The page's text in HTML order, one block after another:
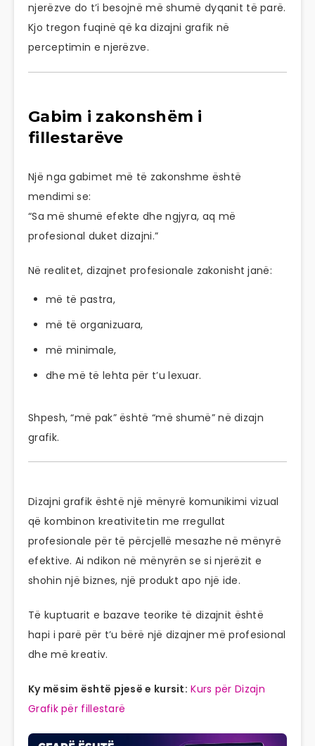
njerëzve do t’i besojnë më shumë dyqanit të parë.
Kjo tregon fuqinë që ka dizajni grafik në
perceptimin e njerëzve.
Gabim i zakonshëm i
fillestarëve
Një nga gabimet më të zakonshme është
mendimi se:
“Sa më shumë efekte dhe ngjyra, aq më
profesional duket dizajni.”
Në realitet, dizajnet profesionale zakonisht janë:
më të pastra,
më të organizuara,
më minimale,
dhe më të lehta për t’u lexuar.
Shpesh, “më pak” është “më shumë” në dizajn
grafik.
Dizajni grafik është një mënyrë komunikimi vizual
që kombinon kreativitetin me rregullat
profesionale për të përcjellë mesazhe në mënyrë
efektive. Ai ndikon në mënyrën se si njerëzit e
shohin një biznes, një produkt apo një ide.
Të kuptuarit e bazave teorike të dizajnit është
hapi i parë për t’u bërë një dizajner më profesional
dhe më kreativ.
Ky mësim është pjesë e kursit: Kurs për Dizajn
Grafik për fillestarë